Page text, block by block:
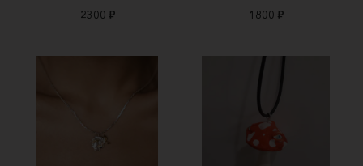
2300 ₽
1800 ₽